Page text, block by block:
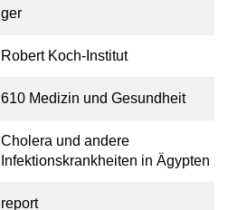
ger
Robert Koch-Institut
610 Medizin und Gesundheit
Cholera und andere
Infektionskrankheiten in Ägypten
report